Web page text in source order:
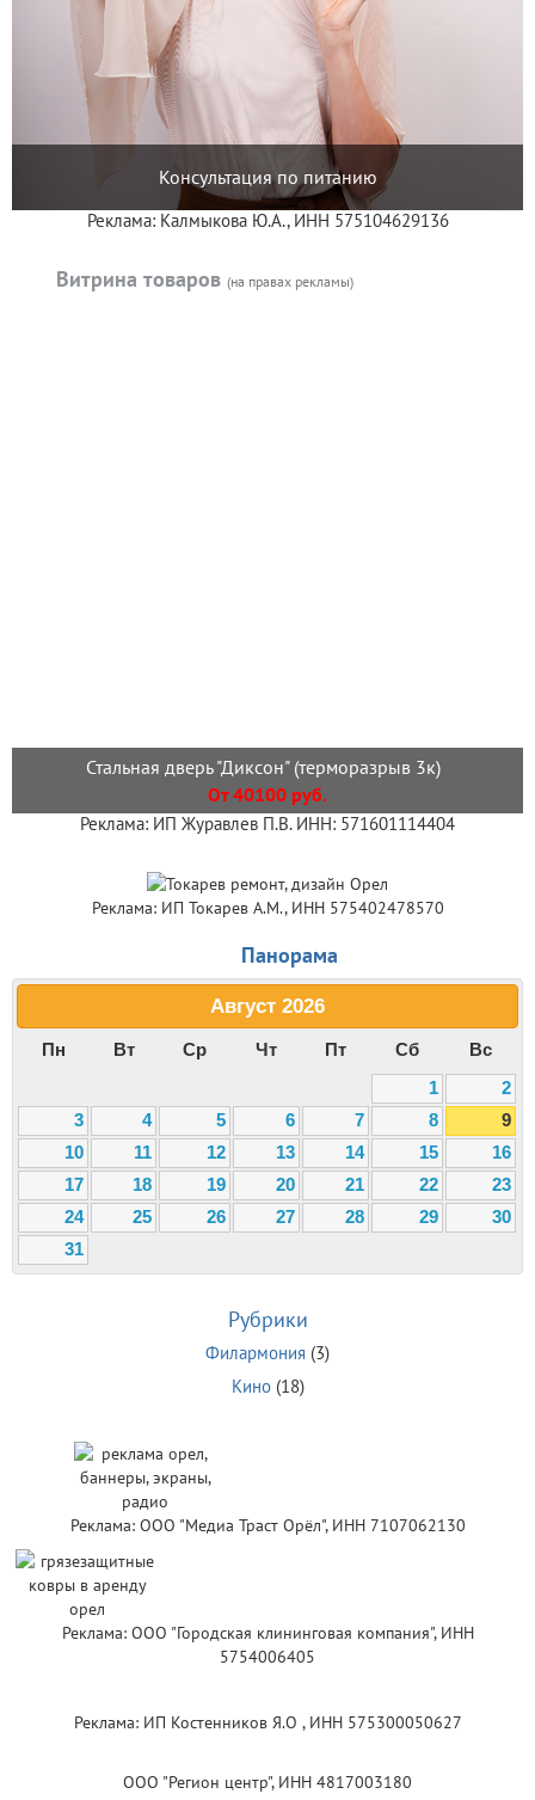
Консультация по питанию
Реклама: Калмыкова Ю.А., ИНН 575104629136
Витрина товаров (на правах рекламы)
Стальная дверь "Диксон" (терморазрыв 3к)
От 40100 руб.
Реклама: ИП Журавлев П.В. ИНН: 571601114404
Реклама: ИП Токарев А.М., ИНН 575402478570
Панорама
Август 2026
Пн Вт Ср Чт Пт Сб
Вс
1
2
3
4 5 6 7 8
9
10
11 12 13 14 15
16
17
18 19 20 21 22
23
24
25 26 27 28 29
30
31
Рубрики
Филармония (3)
Кино(18)
Реклама: ООО "Медиа Траст Орёл", ИНН 7107062130
Реклама: ООО "Городская клининговая компания", ИНН
5754006405
Реклама: ИП Костенников Я.О , ИНН 575300050627
ООО "Регион центр", ИНН 4817003180